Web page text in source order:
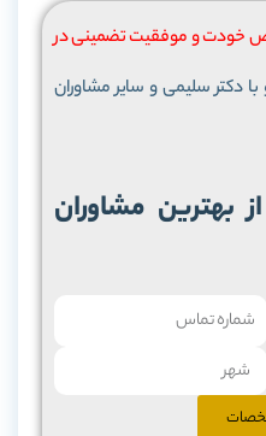
خودت و موفقیت تضمینی در
دکتر سلیمی و سایر مشاوران